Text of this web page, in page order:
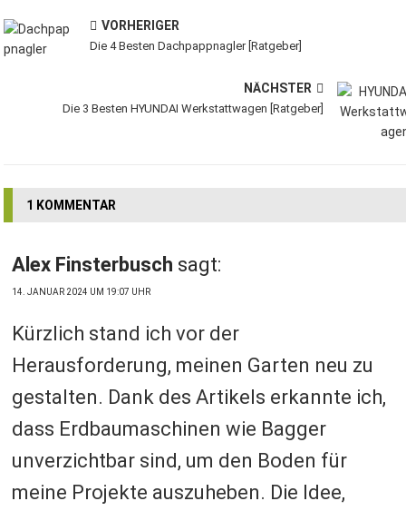
VORHERIGER
Die 4 Besten Dachpappnagler [Ratgeber]
NÄCHSTER
Die 3 Besten HYUNDAI Werkstattwagen [Ratgeber]
1 KOMMENTAR
Alex Finsterbusch sagt:
14. JANUAR 2024 UM 19:07 UHR
Kürzlich stand ich vor der
Herausforderung, meinen Garten neu zu
gestalten. Dank des Artikels erkannte ich,
dass Erdbaumaschinen wie Bagger
unverzichtbar sind, um den Boden für
meine Projekte auszuheben. Die Idee,